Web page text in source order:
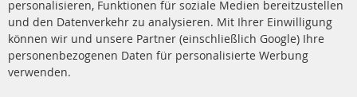
+49 (0) 4533 799 00 0
Mo-Do: 09-17 Uhr, Fr 09-16 Uhr
info@contra-automotive.de
personalisieren, Funktionen für soziale Medien bereitzustellen
und den Datenverkehr zu analysieren. Mit Ihrer Einwilligung
können wir und unsere Partner (einschließlich Google) Ihre
personenbezogenen Daten für personalisierte Werbung
verwenden.